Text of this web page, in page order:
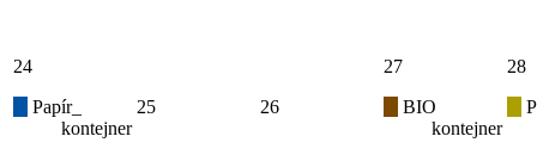
24
Papír_
kontejner
25 26
27
BIO
kontejner
28